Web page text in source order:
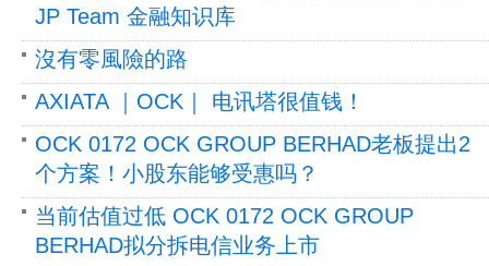
JP Team 金融知识库
沒有零風險的路
AXIATA ｜OCK｜ 电讯塔很值钱！
OCK 0172 OCK GROUP BERHAD老板提出2
个方案！小股东能够受惠吗？
当前估值过低 OCK 0172 OCK GROUP
BERHAD拟分拆电信业务上市